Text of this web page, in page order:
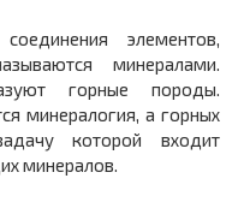
элементов,
минералами.
горные породы.
минералогия, а горных
которой входит
минералов.